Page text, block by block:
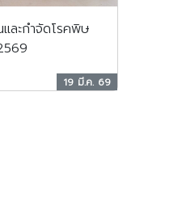
ละกำจัดโรคพิษ
19 มี.ค. 69